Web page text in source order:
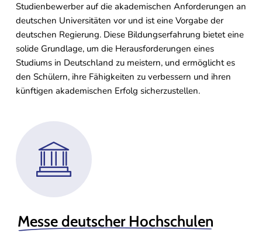
Studienbewerber auf die akademischen Anforderungen an
deutschen Universitäten vor und ist eine Vorgabe der
deutschen Regierung. Diese Bildungserfahrung bietet eine
solide Grundlage, um die Herausforderungen eines
Studiums in Deutschland zu meistern, und ermöglicht es
den Schülern, ihre Fähigkeiten zu verbessern und ihren
künftigen akademischen Erfolg sicherzustellen.
Messe deutscher Hochschulen